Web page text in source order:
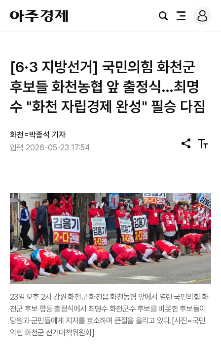
아
주
경
검
전
로
그
[6·3 지방선거] 국민의힘 화천군
후보들 화천농협 앞 출정식…최명
수 "화천 자립경제 완성" 필승 다짐
화천=박종석 기자
입력 2026-05-23 17:54
공
유
텍
스
23일 오후 2시 강원 화천군 화천읍 화천농협 앞에서 열린 국민의힘 화
천군 후보 합동 출정식에서 최명수 화천군수 후보를 비롯한 후보들이
당원과 군민들에게 지지를 호소하며 큰절을 올리고 있다.[사진=국민
의힘 화천군 선거대책위원회]